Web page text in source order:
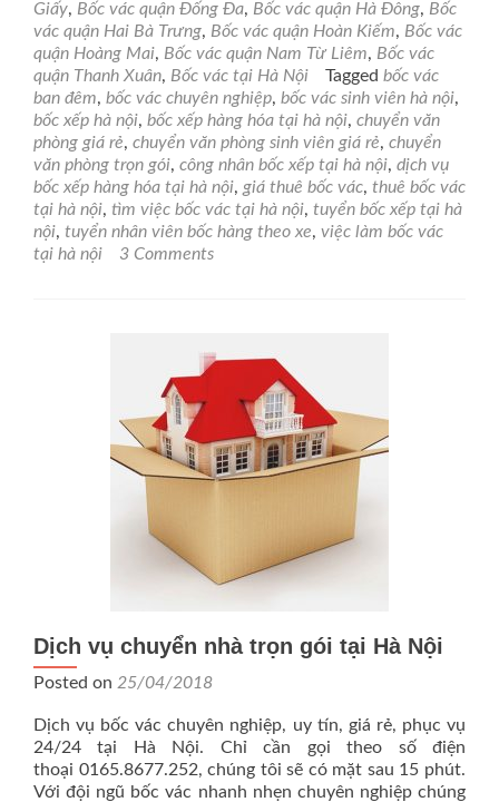
Chuyển
văn
phòng
trọn
gói
Hà
Nội
Giấy, Bốc vác quận Đống Đa, Bốc vác quận Hà Đông, Bốc
vác quận Hai Bà Trưng, Bốc vác quận Hoàn Kiếm, Bốc vác
quận Hoàng Mai, Bốc vác quận Nam Từ Liêm, Bốc vác
quận Thanh Xuân, Bốc vác tại Hà Nội Tagged bốc vác
ban đêm, bốc vác chuyên nghiệp, bốc vác sinh viên hà nội,
bốc xếp hà nội, bốc xếp hàng hóa tại hà nội, chuyển văn
phòng giá rẻ, chuyển văn phòng sinh viên giá rẻ, chuyển
văn phòng trọn gói, công nhân bốc xếp tại hà nội, dịch vụ
bốc xếp hàng hóa tại hà nội, giá thuê bốc vác, thuê bốc vác
tại hà nội, tìm việc bốc vác tại hà nội, tuyển bốc xếp tại hà
nội, tuyển nhân viên bốc hàng theo xe, việc làm bốc vác
tại hà nội
3 Comments
Dịch vụ chuyển nhà trọn gói tại Hà Nội
Posted on 25/04/2018
Dịch vụ bốc vác chuyên nghiệp, uy tín, giá rẻ, phục vụ
24/24 tại Hà Nội. Chỉ cần gọi theo số điện
thoại 0165.8677.252, chúng tôi sẽ có mặt sau 15 phút.
Với đội ngũ bốc vác nhanh nhẹn chuyên nghiệp chúng